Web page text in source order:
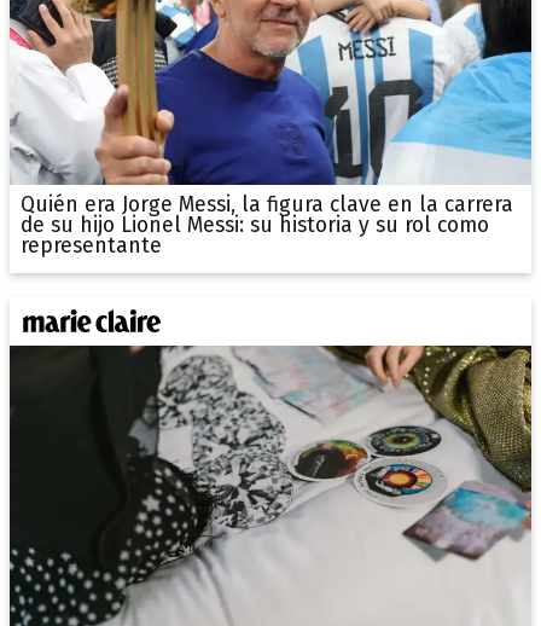
Quién era Jorge Messi, la figura clave en la carrera
de su hijo Lionel Messi: su historia y su rol como
representante